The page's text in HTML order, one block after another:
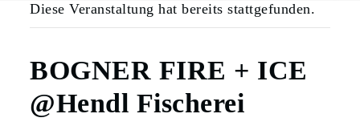
Diese Veranstaltung hat bereits stattgefunden.
BOGNER FIRE + ICE
@Hendl Fischerei